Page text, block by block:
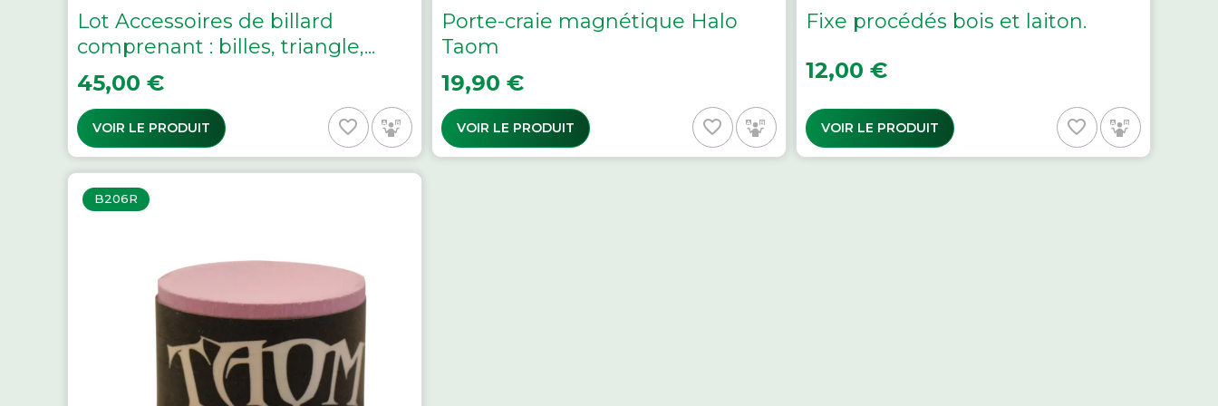
Lot Accessoires de billard
comprenant : billes, triangle,...
Prix
45,00 €
VOIR LE PRODUIT favorite_border
Porte-craie magnétique Halo
Taom
Prix
19,90 €
VOIR LE PRODUIT favorite_border
Fixe procédés bois et laiton.
Prix
12,00 €
VOIR LE PRODUIT favorite_border
B206R